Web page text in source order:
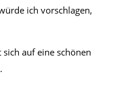
ich vorschlagen,
auf eine schönen